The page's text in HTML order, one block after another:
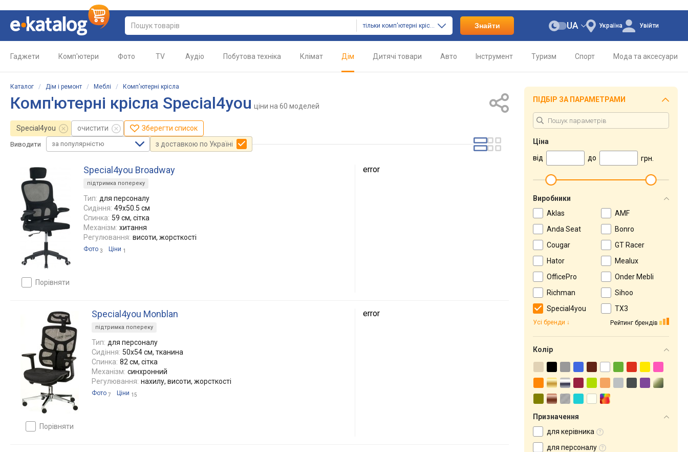
тільки комп'ютерні крісла Знайти Україна
UA Увійти
Гаджети Комп'ютери Фото TV Аудіо Побутова техніка Клімат Дім Дитячі товари Авто Інструмент Туризм Спорт Мода та аксесуари
Каталог / Дім і ремонт / Меблі / Комп'ютерні крісла
Комп'ютерні крісла Special4you ціни на 60 моделей
Special4you очистити Зберегти список
Виводити за популярністю з доставкою по Україні
порівняти
Special4you Broadway
підтримка попереку
Тип: для персоналу
Сидіння: 49x50.5 см
Спинка: 59 см, сітка
Механізм: хитання
Регулювання: висоти, жорсткості
Фото 3 Ціни 1
error
порівняти
Special4you Monblan
підтримка попереку
Тип: для персоналу
Сидіння: 50x54 см, тканина
Спинка: 82 см, сітка
Механізм: синхронний
Регулювання: нахилу, висоти, жорсткості
Фото 7 Ціни 15
error
ПІДБІР ЗА ПАРАМЕТРАМИ
Ціна
від
до грн.
Виробники
Aklas
AMF
Anda Seat
Bonro
Cougar
GT Racer
Hator
Mealux
OfficePro
Onder Mebli
Richman
Sihoo
Special4you
ТX3
Рейтинг брендів
Усі бренди
Колір
Призначення
для керівника
для персоналу